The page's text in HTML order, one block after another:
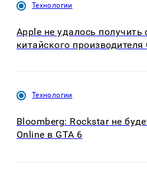
Технологии
Apple не удалось получить
китайского производителя
Технологии
Bloomberg: Rockstar не
Online в GTA 6